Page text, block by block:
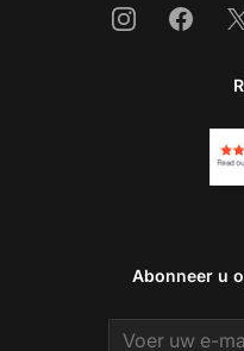
Instagram
Abonneer u
Email address